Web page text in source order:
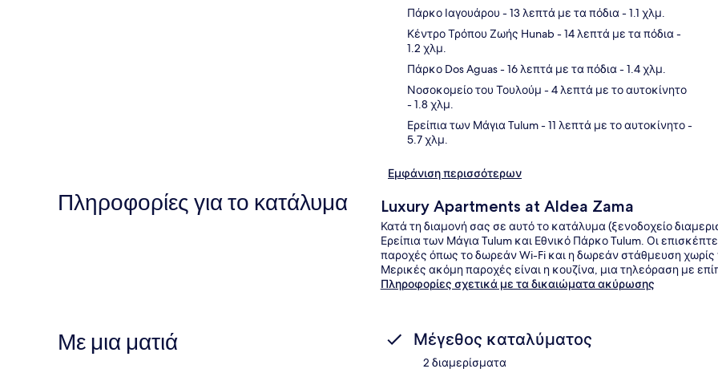
Πάρκο Ιαγουάρου - 13 λεπτά με τα πόδια - 1.1 χλμ.
Κέντρο Τρόπου Ζωής Hunab- 14 λεπτά με τα πόδια -
1.2 χλμ.
Πάρκο Dos Aguas- 16 λεπτά με τα πόδια - 1.4 χλμ.
Νοσοκομείο του Τουλούμ - 4 λεπτά με το αυτοκίνητο
- 1.8 χλμ.
Ερείπια των Μάγια Tulum- 11 λεπτά με το αυτοκίνητο-
5.7 χλμ.
Εμφάνιση περισσότερων
Πληροφορίες για το κατάλυμα Luxury Apartments at Aldea Zama
Κατά τη διαμονή σας σε αυτό το κατάλυμα (ξενοδοχείο
Ερείπια των Μάγια Tulum και Εθνικό Πάρκο Tulum. Οι
παροχές όπως το δωρεάν Wi-Fi και η δωρεάν στάθμευση χωρίς
Μερικές ακόμη παροχές είναι η κουζίνα, μια τηλεόραση με
Πληροφορίες σχετικά με τα δικαιώματα ακύρωσης
Με μια ματιά Μέγεθος καταλύματος
2 διαμερίσματα